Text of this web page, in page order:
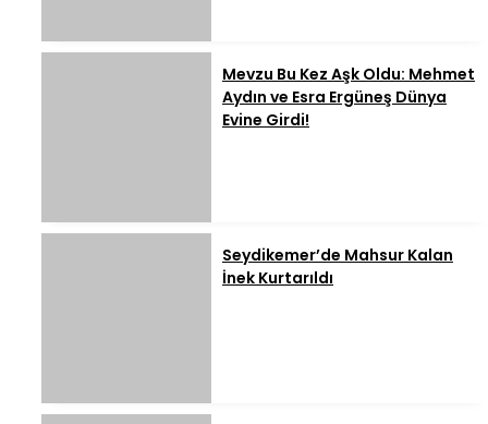
Mevzu Bu Kez Aşk Oldu: Mehmet
Aydın ve Esra Ergüneş Dünya
Evine Girdi!
Seydikemer’de Mahsur Kalan
İnek Kurtarıldı